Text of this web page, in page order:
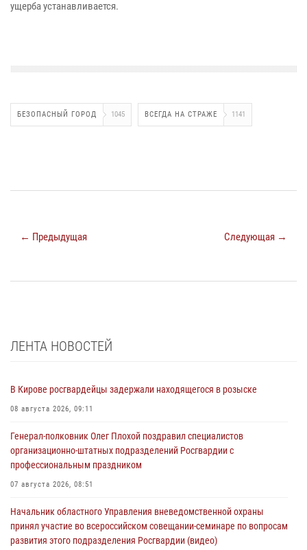
ущерба устанавливается.
БЕЗОПАСНЫЙ ГОРОД 1045 ВСЕГДА НА СТРАЖЕ 1141
← Предыдущая Следующая →
ЛЕНТА НОВОСТЕЙ
В Кирове росгвардейцы задержали находящегося в розыске
08 августа 2026, 09:11
Генерал-полковник Олег Плохой поздравил специалистов
организационно-штатных подразделений Росгвардии с
профессиональным праздником
07 августа 2026, 08:51
Начальник областного Управления вневедомственной охраны
принял участие во всероссийском совещании-семинаре по вопросам
развития этого подразделения Росгвардии (видео)